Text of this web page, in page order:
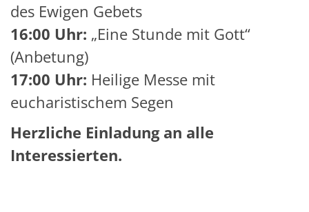
des Ewigen Gebets
16:00 Uhr: „Eine Stunde mit Gott“
(Anbetung)
17:00 Uhr: Heilige Messe mit
eucharistischem Segen
Herzliche Einladung an alle
Interessierten.